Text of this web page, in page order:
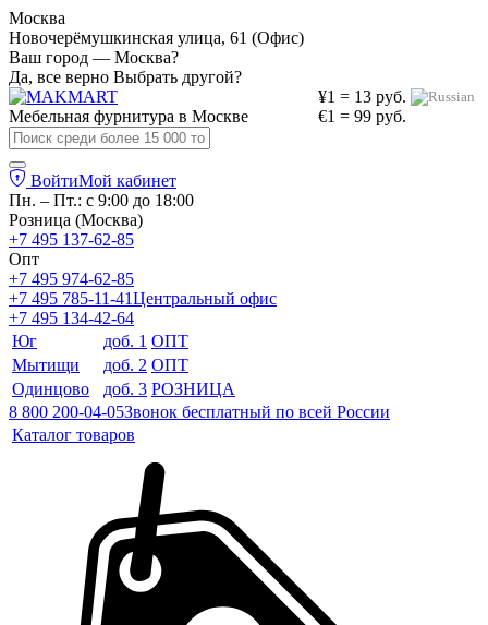
Москва
Новочерёмушкинская улица, 61 (Офис)
Ваш город — Москва?
Да, все верно Выбрать другой?
¥1 = 13 руб.
€1 = 99 руб.
Мебельная фурнитура в Москве
ВойтиМой кабинет
Пн. – Пт.: с 9:00 до 18:00
Розница (Москва)
+7 495 137-62-85
Опт
+7 495 974-62-85
+7 495 785-11-41Центральный офис
+7 495 134-42-64
Юг
доб. 1 ОПТ
Мытищи
доб. 2 ОПТ
Одинцово
доб. 3 РОЗНИЦА
8 800 200-04-05Звонок бесплатный по всей России
Каталог товаров